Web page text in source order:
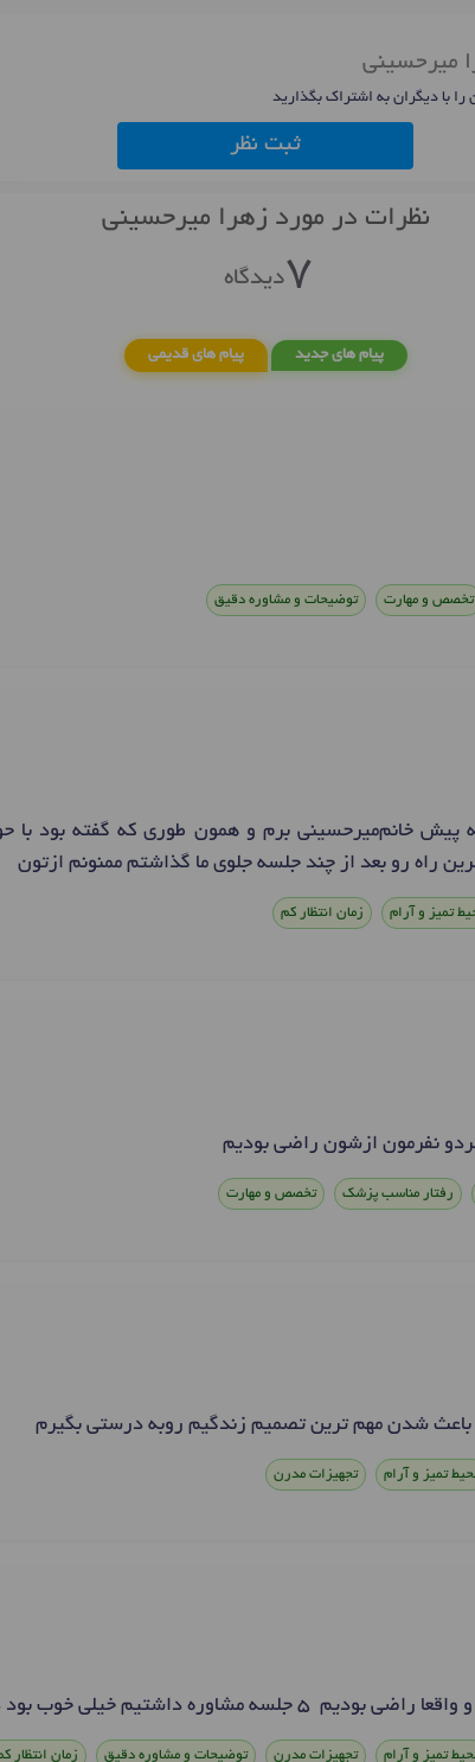
میرحسینی
را با دیگران به اشتراک بگذارید
ثبت نظر
نظرات در مورد زهرا میرحسینی
7دیدگاه
پیام های جدید پیام های قدیمی
تخصص و مهارت توضیحات و مشاوره دقیق
پیش خانم‌میرحسینی برم و همون طوری که گفته بود با
راه رو بعد از چند جلسه جلوی ما گذاشتم ممنونم ازتون
تمیز و آرام زمان انتظار کم
رفتار مناسب پزشک تخصص و مهارت
شدن مهم ترین تصمیم زندگیم رو‌به درستی بگیرم
تمیز و آرام تجهیزات مدرن
داشتیم خیلی خوب بود در کل
تمیز و آرام تجهیزات مدرن توضیحات و مشاوره دقیق زمان انتظار